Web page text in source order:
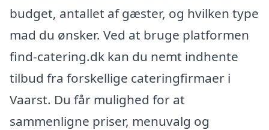
budget, antallet af gæster, og hvilken type
mad du ønsker. Ved at bruge platformen
find-catering.dk kan du nemt indhente
tilbud fra forskellige cateringfirmaer i
Vaarst. Du får mulighed for at
sammenligne priser, menuvalg og